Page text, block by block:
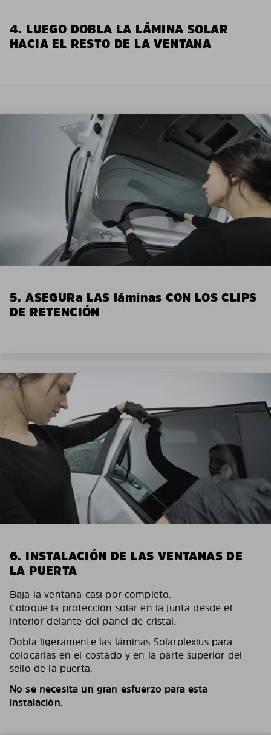
4. LUEGO DOBLA LA LÁMINA SOLAR
HACIA EL RESTO DE LA VENTANA
5. ASEGURa LAS láminas CON LOS CLIPS
DE RETENCIÓN
6. INSTALACIÓN DE LAS VENTANAS DE
LA PUERTA
Baja la ventana casi por completo.
Coloque la protección solar en la junta desde el
interior delante del panel de cristal.
Dobla ligeramente las láminas Solarplexius para
colocarlas en el costado y en la parte superior del
sello de la puerta.
No se necesita un gran esfuerzo para esta
instalación.